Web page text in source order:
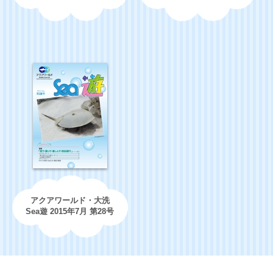
アクアワールド・大洗
Sea遊 2015年7月 第28号